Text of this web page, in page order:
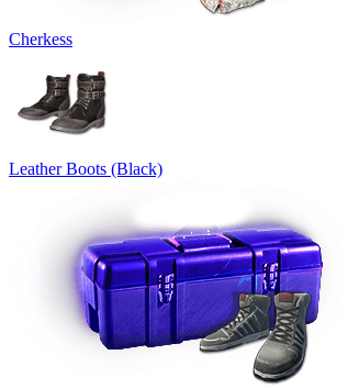
Cherkess
Leather Boots (Black)